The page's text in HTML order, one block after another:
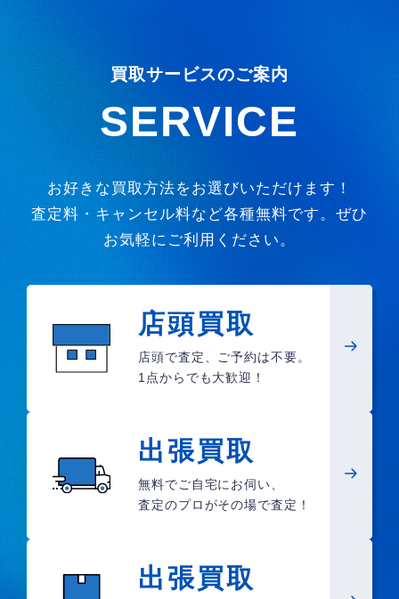
買取サービスのご案内
SERVICE
お好きな買取方法をお選びいただけます！
査定料・キャンセル料など各種無料です。ぜひ
お気軽にご利用ください。
店頭買取
店頭で査定、ご予約は不要。
1点からでも大歓迎！
出張買取
無料でご自宅にお伺い、
査定のプロがその場で査定！
出張買取